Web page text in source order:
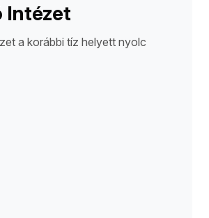
Intézet
a korábbi tíz helyett nyolc